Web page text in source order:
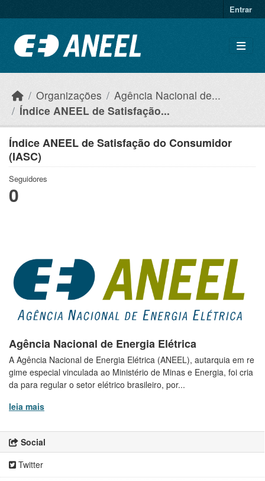
Entrar
Organizações
Agência Nacional de...
Índice ANEEL de Satisfação...
Índice ANEEL de Satisfação do Consumidor
(IASC)
Seguidores
0
Agência Nacional de Energia Elétrica
A Agência Nacional de Energia Elétrica (ANEEL), autarquia em re
gime especial vinculada ao Ministério de Minas e Energia, foi cria
da para regular o setor elétrico brasileiro, por...
leia mais
Social
Twitter